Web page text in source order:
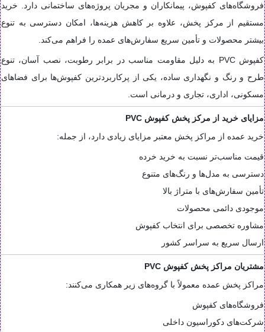
فروشگاه‌های کفپوش، پیمانکاران و مجریان پروژه‌های ساختمانی دارد. خرید
مستقیم از مرکز پخش، علاوه بر کاهش هزینه‌ها، امکان دسترسی به تنوع
بیشتر محصولات و تأمین سریع سفارش‌های عمده را فراهم می‌کند.
کفپوش PVC به دلیل مقاومت مناسب در برابر رطوبت، نصب آسان، تنوع
طرح و رنگ و نگهداری ساده، یکی از پرکاربردترین کفپوش‌ها برای فضاهای
مسکونی، اداری، تجاری و درمانی است.
مزایای خرید از مرکز پخش کفپوش PVC
خرید عمده از مراکز پخش معتبر مزایای زیادی دارد، از جمله:
قیمت مناسب‌تر نسبت به خرید خرده
دسترسی به مدل‌ها و رنگ‌های متنوع
تأمین سفارش‌های با متراژ بالا
موجودی دائمی محصولات
مشاوره تخصصی برای انتخاب کفپوش
ارسال سریع به سراسر کشور
مشتریان مراکز پخش کفپوش PVC
مراکز پخش عمده معمولاً با گروه‌های زیر همکاری می‌کنند:
فروشگاه‌های کفپوش
شرکت‌های دکوراسیون داخلی